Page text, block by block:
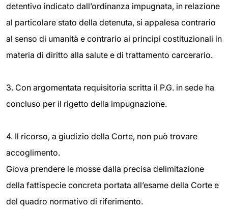
detentivo indicato dall’ordinanza impugnata, in relazione
al particolare stato della detenuta, si appalesa contrario
al senso di umanità e contrario ai principi costituzionali in
materia di diritto alla salute e di trattamento carcerario.
3. Con argomentata requisitoria scritta il P.G. in sede ha
concluso per il rigetto della impugnazione.
4. Il ricorso, a giudizio della Corte, non può trovare
accoglimento.
Giova prendere le mosse dalla precisa delimitazione
della fattispecie concreta portata all’esame della Corte e
del quadro normativo di riferimento.